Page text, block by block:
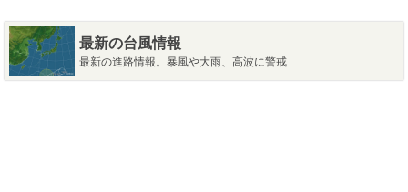
最新の台風情報
最新の進路情報。暴風や大雨、高波に警戒